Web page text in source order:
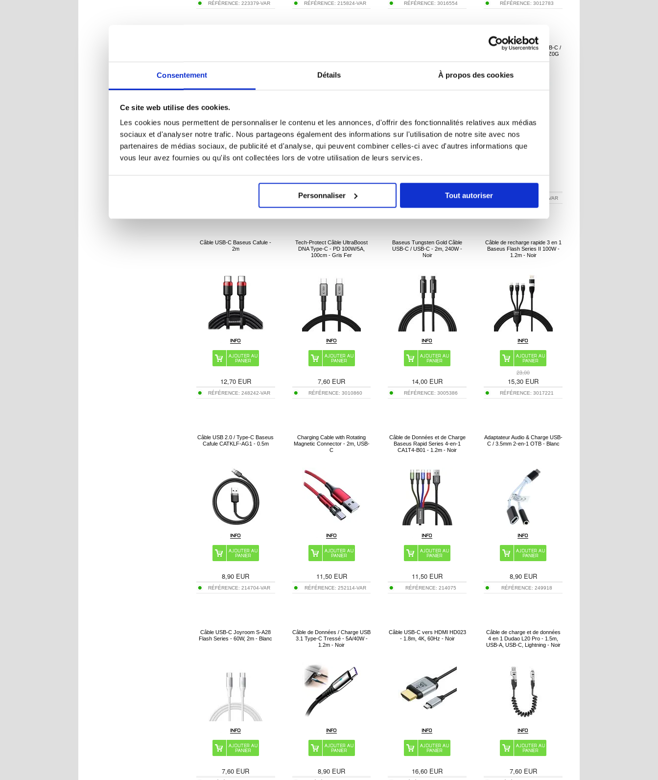
Consentement Détails À propos des cookies
Ce site web utilise des cookies.
Les cookies nous permettent de personnaliser le contenu et les annonces, d'offrir des fonctionnalités relatives aux médias
sociaux et d'analyser notre trafic. Nous partageons également des informations sur l'utilisation de notre site avec nos
partenaires de médias sociaux, de publicité et d'analyse, qui peuvent combiner celles-ci avec d'autres informations que
vous leur avez fournies ou qu'ils ont collectées lors de votre utilisation de leurs services.
Personnaliser Tout autoriser
RÉFÉRENCE:223379-VAR RÉFÉRENCE:215824-VAR RÉFÉRENCE:3016554 RÉFÉRENCE:3012783
12,70EUR
RÉFÉRENCE:3012565
11,50EUR
3018509
Câble Adaptateur Audio USB-C /
3.5mm Baseus CAHUB-EZ0G
8,90EUR
216794-VAR
Câble USB-C Baseus Cafule -
2m
12,70EUR
RÉFÉRENCE:248242-VAR
Tech-Protect Câble UltraBoost
DNA Type-C - PD 100W/5A,
100cm - Gris Fer
7,60 EUR
RÉFÉRENCE: 3010860
Baseus Tungsten Gold Câble
USB-C / USB-C - 2m, 240W -
Noir
14,00 EUR
RÉFÉRENCE:3005386
Câble de recharge rapide 3 en 1
Baseus Flash Series II 100W -
1.2m - Noir
23,00
15,30 EUR
RÉFÉRENCE:3017221
Câble USB 2.0 / Type-C Baseus
Cafule CATKLF-AG1 - 0.5m
8,90 EUR
RÉFÉRENCE:214704-VAR
Charging Cable with Rotating
Magnetic Connector - 2m, USB-
C
11,50EUR
RÉFÉRENCE: 252114-VAR
Câble de Données et de Charge
Baseus Rapid Series 4-en-1
CA1T4-B01 - 1.2m - Noir
11,50 EUR
RÉFÉRENCE:214075
Adaptateur Audio & Charge USB-
C / 3.5mm 2-en-1 OTB - Blanc
8,90EUR
RÉFÉRENCE:249918
Câble USB-C Joyroom S-A28
Flash Series - 60W, 2m - Blanc
7,60 EUR
Câble de Données / Charge USB
3.1 Type-C Tressé - 5A/40W -
1.2m - Noir
8,90 EUR
Câble USB-C vers HDMI HD023
- 1.8m, 4K, 60Hz - Noir
16,60 EUR
Câble de charge et de données
4 en 1 Dudao L20 Pro - 1.5m,
USB-A, USB-C, Lightning - Noir
7,60EUR